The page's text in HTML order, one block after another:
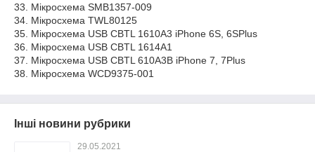
33. Мікросхема SMB1357-009
34. Мікросхема TWL80125
35. Мікросхема USB CBTL 1610A3 iPhone 6S, 6SPlus
36. Мікросхема USB CBTL 1614A1
37. Мікросхема USB CBTL 610A3B iPhone 7, 7Plus
38. Мікросхема WCD9375-001
Інші новини рубрики
29.05.2021